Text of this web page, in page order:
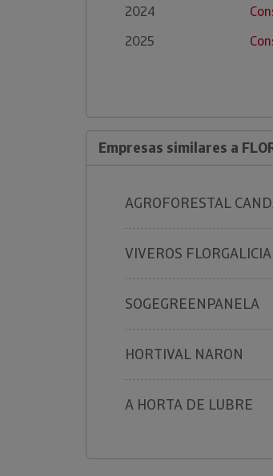
2024
2025
Empresas similares a
AGROFORESTAL
VIVEROS FLORGALICIA
SOGEGREENPANELA
HORTIVAL NARON
A HORTA DE LUBRE